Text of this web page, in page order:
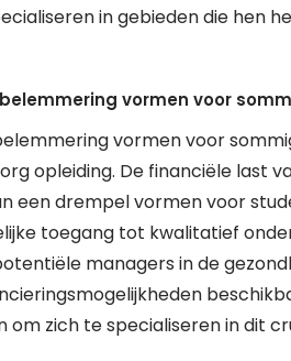
in gebieden die hen
vormen voor
vormen voor
opleiding. De financiële last
een drempel vormen voor
toegang tot kwalitatief
managers in de
zich te specialiseren in dit